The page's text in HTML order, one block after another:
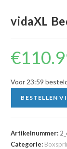
vidaXL
€
Voor 23:59
BESTELLEN
Artikelnummer:
Categorie: